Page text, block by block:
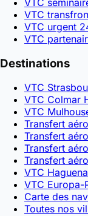
VTC
VTC urgent
VTC
Destinations
VTC
VTC Colmar
VTC
Transfert
Transfert
Transfert
Transfert
VTC
VTC Europa-
Carte des
Toutes nos